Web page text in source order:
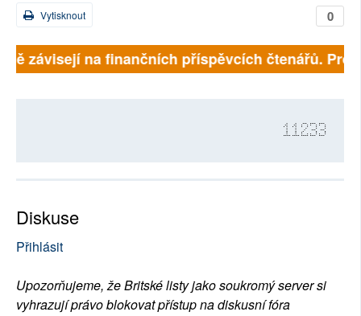
0
Vytisknout
závisejí na finančních příspěvcích čtenářů.
11233
Diskuse
Přihlásit
Upozorňujeme, že Britské listy jako soukromý server si
vyhrazují právo blokovat přístup na diskusní fóra